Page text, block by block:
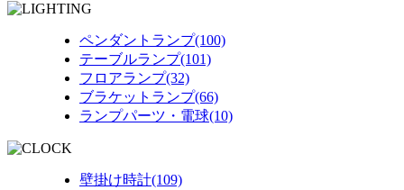
ペンダントランプ(100)
テーブルランプ(101)
フロアランプ(32)
ブラケットランプ(66)
ランプパーツ・電球(10)
壁掛け時計(109)